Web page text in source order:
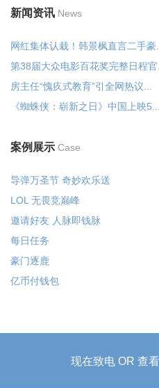
新闻资讯 News
网红集体认栽！韩景枫直言二手豪
第38届大众电影百花奖完整日程官
房主任“愧疚式教育”引全网热议...
《蜘蛛侠：崭新之日》中国上映5...
案例展示 Case
导弹万圣节 奇妙欢乐送
LOL 无畏竞巅峰
邀请好友 人脉即钱脉
每日任务
豪门逐鹿
亿币付钱包
现在致电 OR 查